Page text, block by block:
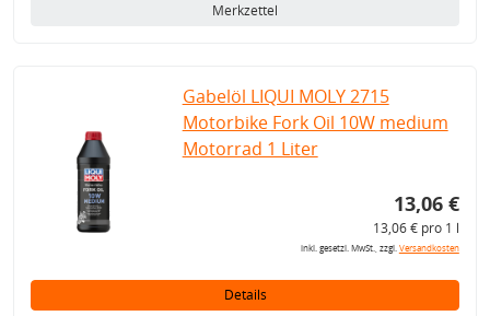
Merkzettel
Gabelöl LIQUI MOLY 2715
Motorbike Fork Oil 10W medium
Motorrad 1 Liter
13,06 €
13,06 € pro 1 l
inkl. gesetzl. MwSt., zzgl.Versandkosten
Details